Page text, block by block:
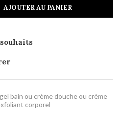
AJOUTER AU PANIER
bain ou crème douche ou crème
corporel